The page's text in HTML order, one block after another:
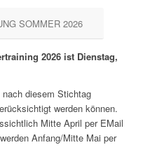
SOMMER 2026
2026 ist Dienstag,
diesem Stichtag
werden können.
Mitte April per EMail
Anfang/Mitte Mai per